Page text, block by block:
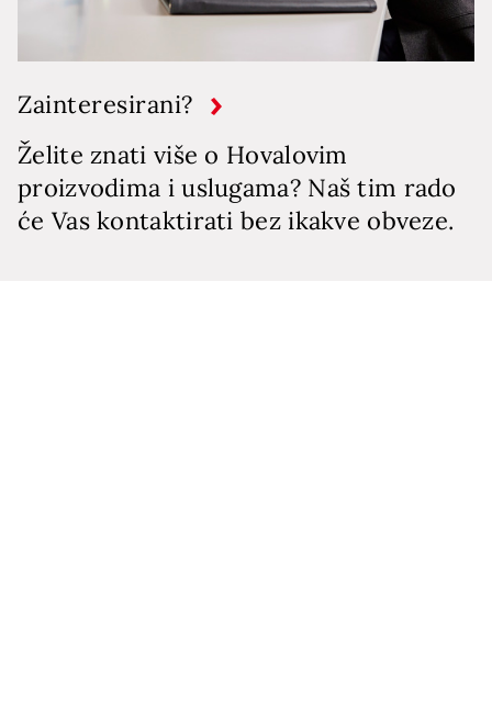
Zainteresirani?
Želite znati više o Hovalovim
proizvodima i uslugama? Naš tim rado
će Vas kontaktirati bez ikakve obveze.